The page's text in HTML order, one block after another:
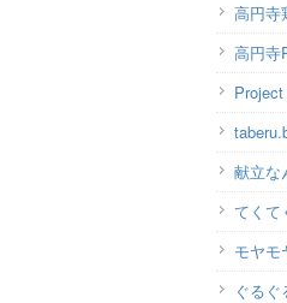
高円寺
高円寺
献立な
てくて
モヤモ
ぐる